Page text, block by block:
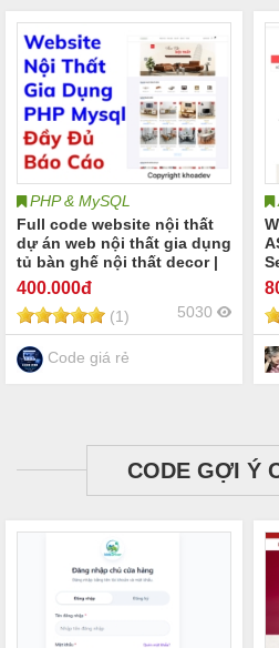
PHP & MySQL
Full code website nội thất
dự án web nội thất gia dụng
tủ bàn ghế nội thất decor |
Đầy đủ báo cáo website bán
nội thất
400.000đ
(1) 5030
Code giá rẻ
CODE GỢI Ý